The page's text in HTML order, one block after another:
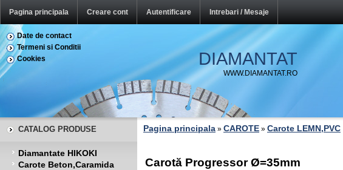
Pagina principala Creare cont Autentificare Intrebari / Mesaje
Date de contact
Termeni si Conditii
Cookies
DIAMANTAT
WWW.DIAMANTAT.RO
CATALOG PRODUSE
Diamantate HIKOKI
Carote Beton,Caramida
Pagina principala » CAROTE » Carote LEMN,PVC
Carotă Progressor Ø=35mm